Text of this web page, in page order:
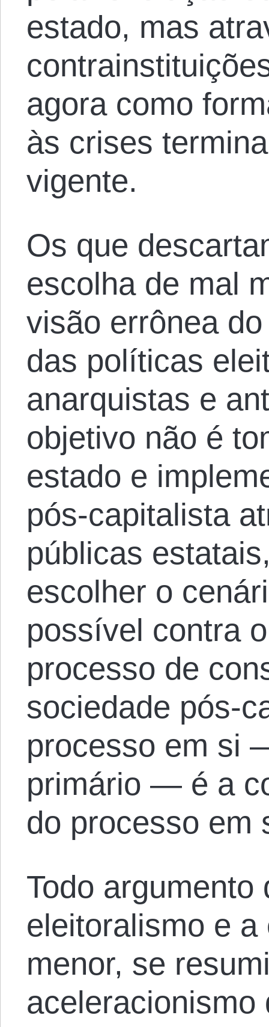
estado, mas
agora como
às crises
vigente.
Os que
escolha de mal
visão errônea
das políticas
anarquistas e
objetivo não é
estado e
pós-capitalista
públicas
escolher o
possível contra
processo de
sociedade pós-
processo em si
primário — é a
do processo em
Todo argumento
eleitoralismo e
menor, se
aceleracionismo